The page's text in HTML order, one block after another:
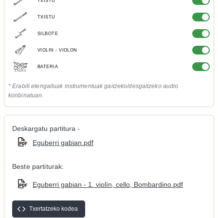
TXISTU
SILBOTE
VIOLIN - VIOLON
BATERIA
* Erabili etengailuak instrumentuak gaitzeko/desgaitzeko audio
konbinatuan.
Deskargatu partitura -
Eguberri gabian.pdf
Beste partiturak:
Eguberri gabian - 1. violín, cello, Bombardino.pdf
Txertatzeko kodea